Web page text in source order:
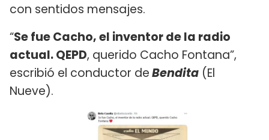
con sentidos mensajes.
“Se fue Cacho, el inventor de la radio
actual. QEPD, querido Cacho Fontana”,
escribió el conductor deBendita (El
Nueve).